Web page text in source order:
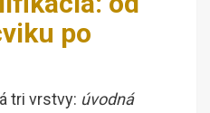
po
tri vrstvy: úvodná